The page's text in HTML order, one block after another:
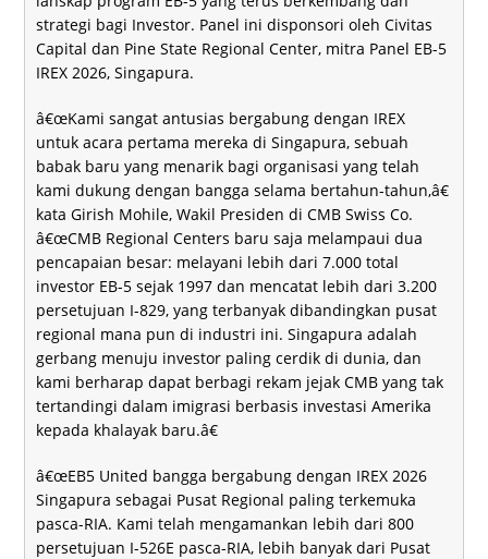
strategi bagi Investor. Panel ini disponsori oleh Civitas
Capital dan Pine State Regional Center, mitra Panel EB-5
IREX 2026, Singapura.
â€œKami sangat antusias bergabung dengan IREX
untuk acara pertama mereka di Singapura, sebuah
babak baru yang menarik bagi organisasi yang telah
kami dukung dengan bangga selama bertahun-tahun,â€
kata Girish Mohile, Wakil Presiden di CMB Swiss Co.
â€œCMB Regional Centers baru saja melampaui dua
pencapaian besar: melayani lebih dari 7.000 total
investor EB-5 sejak 1997 dan mencatat lebih dari 3.200
persetujuan I-829, yang terbanyak dibandingkan pusat
regional mana pun di industri ini. Singapura adalah
gerbang menuju investor paling cerdik di dunia, dan
kami berharap dapat berbagi rekam jejak CMB yang tak
tertandingi dalam imigrasi berbasis investasi Amerika
kepada khalayak baru.â€
â€œEB5 United bangga bergabung dengan IREX 2026
Singapura sebagai Pusat Regional paling terkemuka
pasca-RIA. Kami telah mengamankan lebih dari 800
persetujuan I-526E pasca-RIA, lebih banyak dari Pusat